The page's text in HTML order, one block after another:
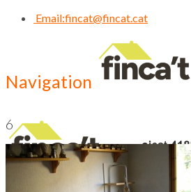
Email:fincat@fincat.cat
Navigation
6